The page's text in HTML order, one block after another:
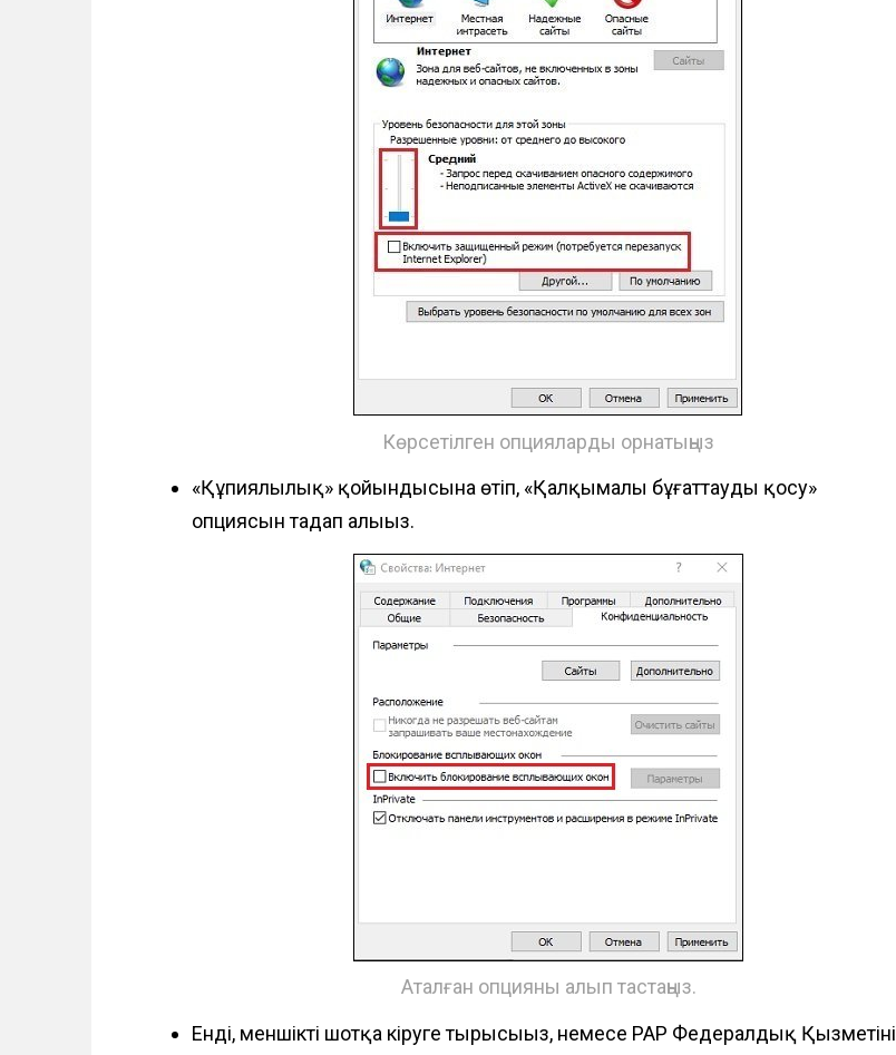
Көрсетілген опцияларды орнатыңыз
«Құпиялылық» қойындысына өтіп, «Қалқымалы бұғаттауды қосу»
опциясын таңдап алыңыз.
Аталған опцияны алып тастаңыз.
Енді, меншікті шотқа кіруге тырысыңыз, немесе PAP Федералдық Қызметінің